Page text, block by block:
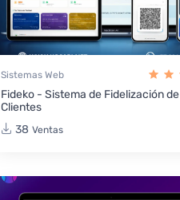
Sistemas Web
Fideko - Sistema de Fidelización de
Clientes
38 Ventas